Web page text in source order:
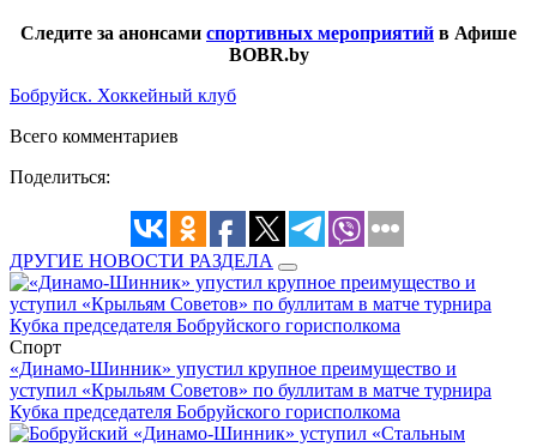
Следите за анонсами спортивных мероприятий в Афише
BOBR.by
Бобруйск. Хоккейный клуб
Всего комментариев
Поделиться:
ДРУГИЕ НОВОСТИ РАЗДЕЛА
Спорт
«Динамо-Шинник» упустил крупное преимущество и
уступил «Крыльям Советов» по буллитам в матче турнира
Кубка председателя Бобруйского горисполкома